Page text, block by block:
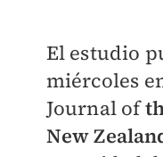
El estudio
miércoles
Journal of
New